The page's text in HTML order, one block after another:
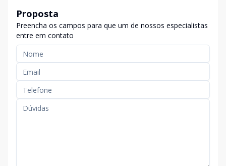
Proposta
Preencha os campos para que um de nossos especialistas
entre em contato